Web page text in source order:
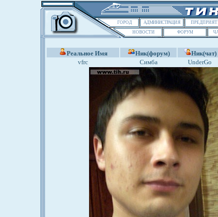
ГОРОД АДМИНИСТРАЦИЯ
НОВОСТИ
ФОРУМ
Реальное Имя Ник(форум)
Ник(чат)
vfrc
Симба UnderGo